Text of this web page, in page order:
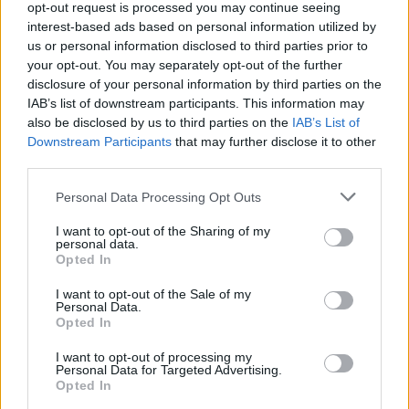
opt-out request is processed you may continue seeing
interest-based ads based on personal information utilized by
us or personal information disclosed to third parties prior to
your opt-out. You may separately opt-out of the further
disclosure of your personal information by third parties on the
IAB’s list of downstream participants. This information may
also be disclosed by us to third parties on the IAB’s List of
Downstream Participants that may further disclose it to other
Personal Data Processing Opt Outs
I want to opt-out of the Sharing of my
personal data.
Opted In
I want to opt-out of the Sale of my
Personal Data.
Opted In
I want to opt-out of processing my
Personal Data for Targeted Advertising.
Opted In
Voor Robin van Persie wordt Zechiël een interessante test.
De nieuwe trainer moet bouwen aan zijn Feyenoord, maar ook
bepalen hoeveel ruimte er is voor spelers die al bij de club
horen. Zeker op het middenveld, waar balans en rolverdeling
bepalend zijn.
Hij kan tussen linies spelen, in de buurt van de zestien komen
en heeft laten zien dat hij in beslissende momenten niet
wegduikt.
Toch zal Feyenoord ook kijken naar wat hij zonder bal brengt.
Kan hij het tempo aan? Kan hij druk zetten zoals Van Persie
zijn normale vragen. Alleen zijn het vragen die je pas echt kunt
beantwoorden als hij een eerlijke kans krijgt.